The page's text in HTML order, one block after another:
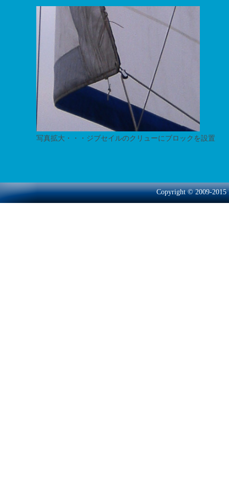
写真拡大・・・ジブセイルのクリューにブロックを設置
Copyright © 2009-2015